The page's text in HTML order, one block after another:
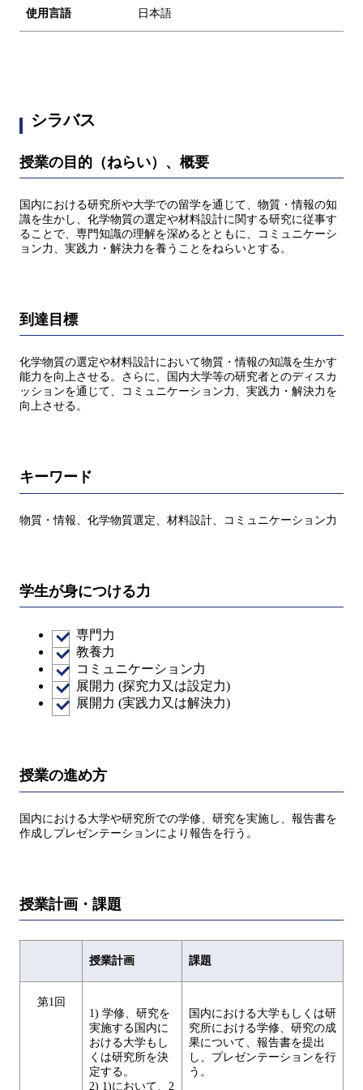
使用言語 日本語
シラバス
授業の目的（ねらい）、概要
国内における研究所や大学での留学を通じて、物質・情報の知
識を生かし、化学物質の選定や材料設計に関する研究に従事す
ることで、専門知識の理解を深めるとともに、コミュニケーシ
ョン力、実践力・解決力を養うことをねらいとする。
到達目標
化学物質の選定や材料設計において物質・情報の知識を生かす
能力を向上させる。さらに、国内大学等の研究者とのディスカ
ッションを通じて、コミュニケーション力、実践力・解決力を
向上させる。
キーワード
物質・情報、化学物質選定、材料設計、コミュニケーション力
学生が身につける力
専門力
教養力
コミュニケーション力
展開力 (探究力又は設定力)
展開力 (実践力又は解決力)
授業の進め方
国内における大学や研究所での学修、研究を実施し、報告書を
作成しプレゼンテーションにより報告を行う。
授業計画・課題
授業計画 課題
第1回
1) 学修、研究を
実施する国内に
おける大学もし
くは研究所を決
定する。
2) 1)において、2
国内における大学もしくは研
究所における学修、研究の成
果について、報告書を提出
し、プレゼンテーションを行
う。